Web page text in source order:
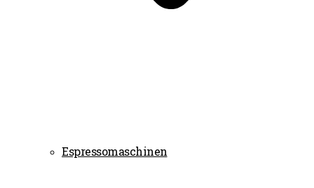
Espressomaschinen